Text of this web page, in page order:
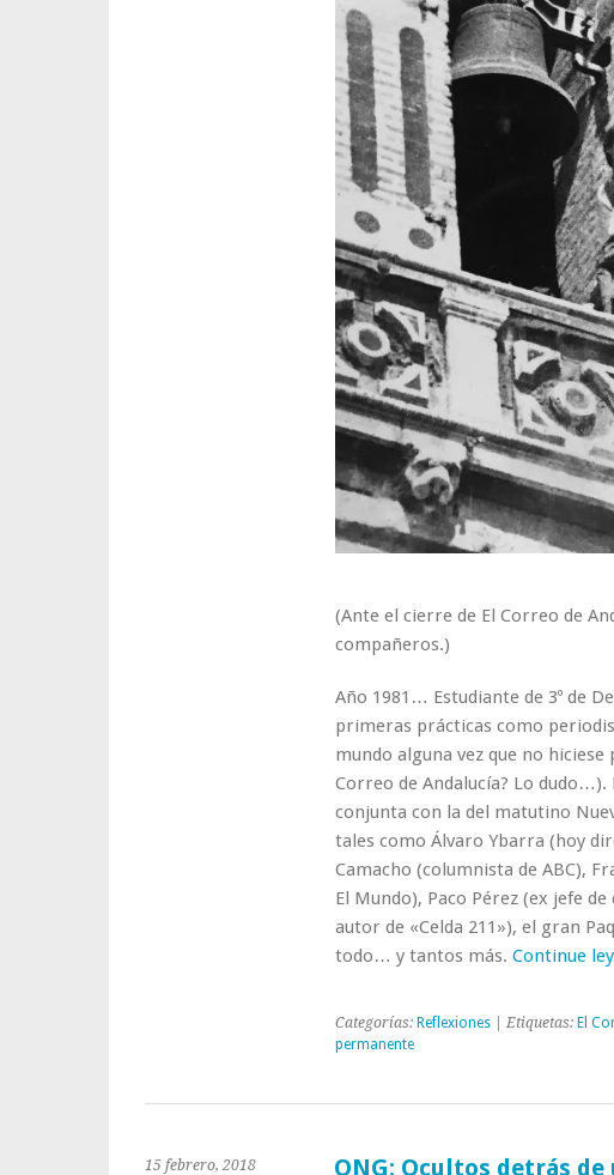
(Ante el cierre de El Correo de
compañeros.)
Año 1981… Estudiante de 3º de
primeras prácticas como
mundo alguna vez que no hiciese
Correo de Andalucía? Lo dudo…).
conjunta con la del matutino
tales como Álvaro Ybarra (hoy
Camacho (columnista de ABC),
El Mundo), Paco Pérez (ex jefe
autor de «Celda 211»), el gran
todo… y tantos más. Continue
Categorías: Reflexiones| Etiquetas: El
permanente
15 febrero, 2018
ONG: Ocultos detrás de